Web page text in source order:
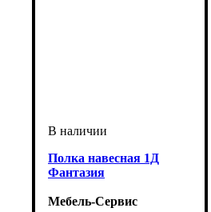
Полка навесная 1Д
Фантазия
Мебель-Сервис